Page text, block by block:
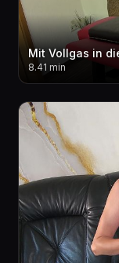
Mit Vollgas in
8.41 min